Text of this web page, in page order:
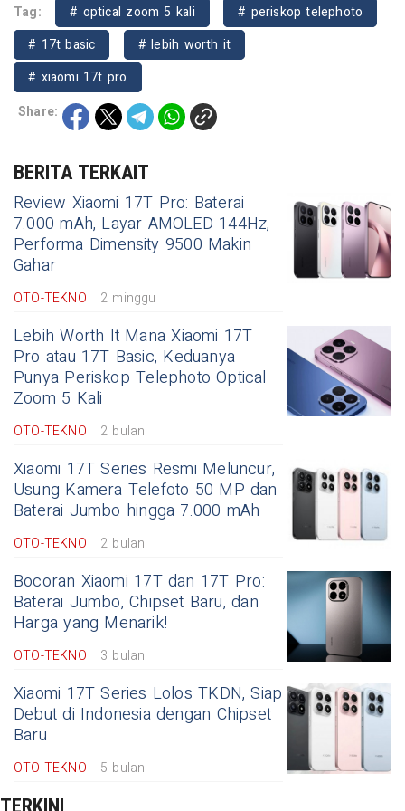
Tag: # optical zoom 5 kali
# periskop telephoto
# 17t basic
# lebih worth it
# xiaomi 17t pro
Share:
BERITA TERKAIT
Review Xiaomi 17T Pro: Baterai
7.000 mAh, Layar AMOLED 144Hz,
Performa Dimensity 9500 Makin
Gahar
OTO-TEKNO 2 minggu
Lebih Worth It Mana Xiaomi 17T
Pro atau 17T Basic, Keduanya
Punya Periskop Telephoto Optical
Zoom 5 Kali
OTO-TEKNO 2 bulan
Xiaomi 17T Series Resmi Meluncur,
Usung Kamera Telefoto 50 MP dan
Baterai Jumbo hingga 7.000 mAh
OTO-TEKNO 2 bulan
Bocoran Xiaomi 17T dan 17T Pro:
Baterai Jumbo, Chipset Baru, dan
Harga yang Menarik!
OTO-TEKNO 3 bulan
Xiaomi 17T Series Lolos TKDN, Siap
Debut di Indonesia dengan Chipset
Baru
OTO-TEKNO 5 bulan
TERKINI